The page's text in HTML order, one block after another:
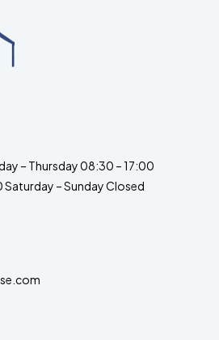
– Thursday 08:30 – 17:00
– Sunday Closed